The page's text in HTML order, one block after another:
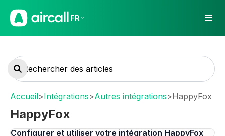
FR
Accueil>Intégrations>Autres intégrations>HappyFox
HappyFox
Configurer et utiliser votre intégration HappyFox